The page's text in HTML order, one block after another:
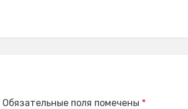
Обязательные поля помечены *